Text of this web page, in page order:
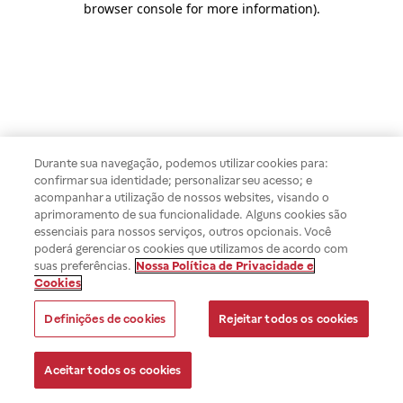
browser console for more information).
Durante sua navegação, podemos utilizar cookies para:
confirmar sua identidade; personalizar seu acesso; e
acompanhar a utilização de nossos websites, visando o
aprimoramento de sua funcionalidade. Alguns cookies são
essenciais para nossos serviços, outros opcionais. Você
poderá gerenciar os cookies que utilizamos de acordo com
suas preferências. Nossa Política de Privacidade e
Cookies
Definições de cookies Rejeitar todos os cookies
Aceitar todos os cookies